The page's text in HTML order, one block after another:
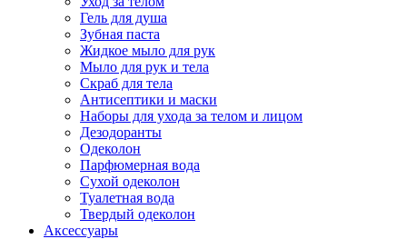
Гель для душа
Зубная паста
Жидкое мыло для рук
Мыло для рук и тела
Скраб для тела
Антисептики и маски
Наборы для ухода за телом и лицом
Дезодоранты
Одеколон
Парфюмерная вода
Сухой одеколон
Туалетная вода
Твердый одеколон
Аксессуары